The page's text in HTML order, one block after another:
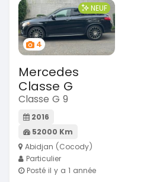
4
NEUF
Mercedes
Classe G
Classe G 9
2016
52000 Km
Abidjan (Cocody)
Particulier
Posté il y a 1 année